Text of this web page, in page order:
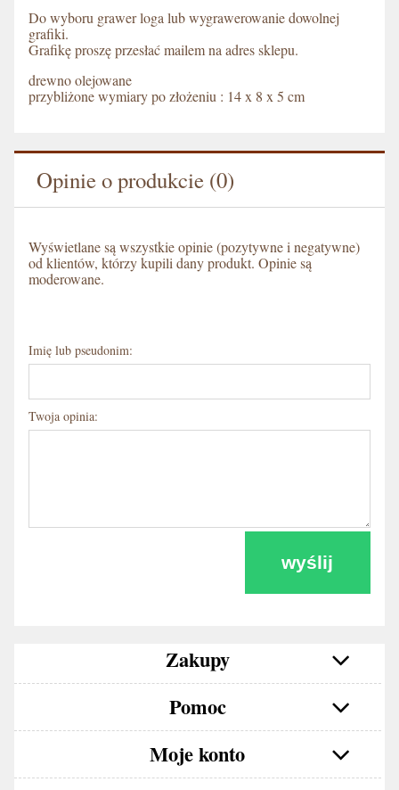
Do wyboru grawer loga lub wygrawerowanie dowolnej
grafiki.
Grafikę proszę przesłać mailem na adres sklepu.
drewno olejowane
przybliżone wymiary po złożeniu : 14 x 8 x 5 cm
Opinie o produkcie (0)
Wyświetlane są wszystkie opinie (pozytywne i negatywne)
od klientów, którzy kupili dany produkt. Opinie są
moderowane.
Imię lub pseudonim:
Twoja opinia:
wyślij
Zakupy
Pomoc
Moje konto